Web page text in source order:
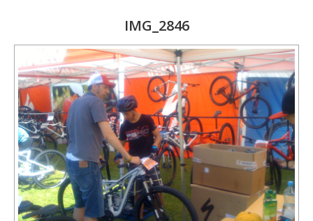
IMG_2846